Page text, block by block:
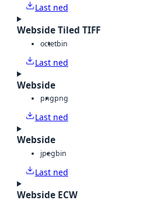
Last ned
Webside Tiled TIFF
octetbin
Last ned
Webside
pngpng
Last ned
Webside
jpegbin
Last ned
Webside ECW